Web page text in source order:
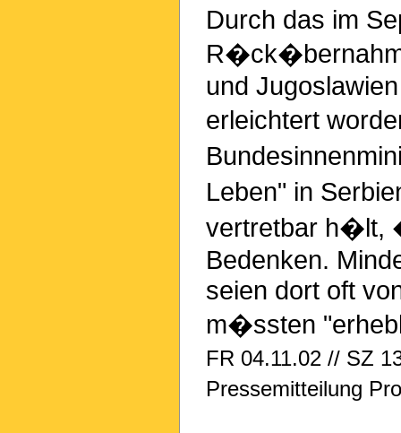
Durch das im
und
erleichtert
Leben" in
vertretbar h�lt,
Bedenken.
seien dort oft
m�ssten
FR 04.11.02 // SZ
Pressemitteilung